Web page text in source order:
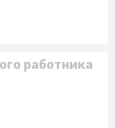
работника